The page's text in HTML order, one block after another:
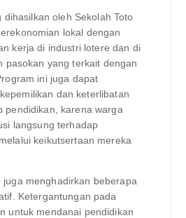
dihasilkan oleh Sekolah Toto
lokal dengan
kerja di industri lotere dan di
pasokan yang terkait dengan
ini juga dapat
dan keterlibatan
pendidikan, karena warga
langsung terhadap
keikutsertaan mereka
juga menghadirkan beberapa
Ketergantungan pada
untuk mendanai pendidikan